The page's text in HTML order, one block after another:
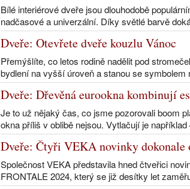
Bílé interiérové dveře jsou dlouhodobě
nadčasové a univerzální. Díky světlé barvě
Dveře: Otevřete dveře kouzlu Vánoc
Přemýšlíte, co letos rodině nadělit pod
bydlení na vyšší úroveň a stanou se symbolem
Dveře: Dřevěná eurookna kombinují
Je to už nějaký čas, co jsme pozorovali boom
okna příliš v oblibě nejsou. Vytlačují je
Dveře: Čtyři VEKA novinky
Společnost VEKA představila hned čtveřici
FRONTALE 2024, který se již desítky let